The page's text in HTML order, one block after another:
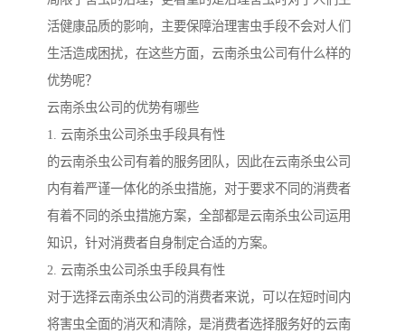
活健康品质的影响，主要保障治理害虫手段不会对人们
生活造成困扰，在这些方面，云南杀虫公司有什么样的
优势呢？
云南杀虫公司的优势有哪些
1. 云南杀虫公司杀虫手段具有性
的云南杀虫公司有着的服务团队，因此在云南杀虫公司
内有着严谨一体化的杀虫措施，对于要求不同的消费者
有着不同的杀虫措施方案，全部都是云南杀虫公司运用
知识，针对消费者自身制定合适的方案。
2. 云南杀虫公司杀虫手段具有性
对于选择云南杀虫公司的消费者来说，可以在短时间内
将害虫全面的消灭和清除，是消费者选择服务好的云南